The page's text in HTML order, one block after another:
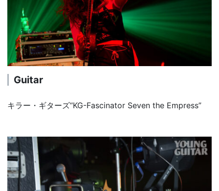
Guitar
キラー・ギターズ“KG-Fascinator Seven the Empress”